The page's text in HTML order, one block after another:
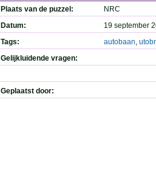
Plaats van de puzzel:
NRC
Datum:
19 september
Tags:
autobaan,
Gelijkluidende vragen:
Geplaatst door: